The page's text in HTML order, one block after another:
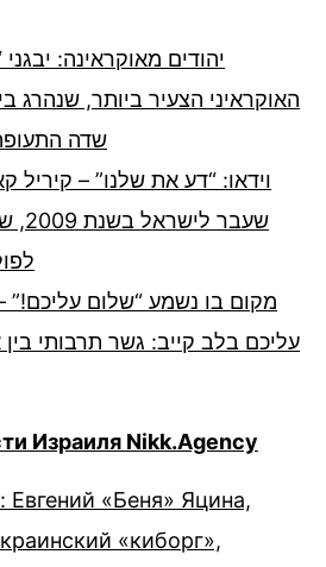
יהודים מאוקראינה: יבגני
שדה
וידאו: “דע את שלנו” – קיריל
מקום בו נשמע “שלום עליכם!”
עליכם בלב קייב: גשר תרבותי בין
Израиля Nikk.Agency
Евгений «Беня» Яцина,
«киборг»,